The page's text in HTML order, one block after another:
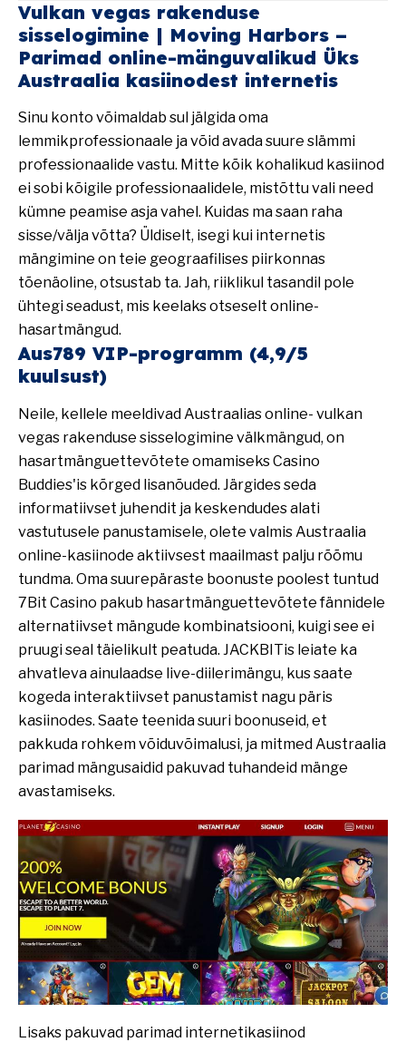
Vulkan vegas rakenduse
sisselogimine | Moving Harbors –
Parimad online-mänguvalikud Üks
Austraalia kasiinodest internetis
Sinu konto võimaldab sul jälgida oma
lemmikprofessionaale ja võid avada suure slämmi
professionaalide vastu. Mitte kõik kohalikud kasiinod
ei sobi kõigile professionaalidele, mistõttu vali need
kümne peamise asja vahel. Kuidas ma saan raha
sisse/välja võtta? Üldiselt, isegi kui internetis
mängimine on teie geograafilises piirkonnas
tõenäoline, otsustab ta. Jah, riiklikul tasandil pole
ühtegi seadust, mis keelaks otseselt online-
hasartmängud.
Aus789 VIP-programm (4,9/5
kuulsust)
Neile, kellele meeldivad Austraalias online- vulkan
vegas rakenduse sisselogimine välkmängud, on
hasartmänguettevõtete omamiseks Casino
Buddies'is kõrged lisanõuded. Järgides seda
informatiivset juhendit ja keskendudes alati
vastutusele panustamisele, olete valmis Austraalia
online-kasiinode aktiivsest maailmast palju rõõmu
tundma. Oma suurepäraste boonuste poolest tuntud
7Bit Casino pakub hasartmänguettevõtete fännidele
alternatiivset mängude kombinatsiooni, kuigi see ei
pruugi seal täielikult peatuda. JACKBITis leiate ka
ahvatleva ainulaadse live-diilerimängu, kus saate
kogeda interaktiivset panustamist nagu päris
kasiinodes. Saate teenida suuri boonuseid, et
pakkuda rohkem võiduvõimalusi, ja mitmed Austraalia
parimad mängusaidid pakuvad tuhandeid mänge
avastamiseks.
Lisaks pakuvad parimad internetikasiinod